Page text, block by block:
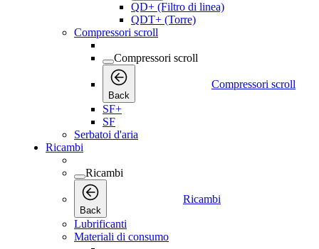
QD+ (Filtro di linea)
QDT+ (Torre)
Compressori scroll
Compressori scroll
Back
Compressori scroll
SF+
SF
Serbatoi d'aria
Ricambi
Ricambi
Back
Ricambi
Lubrificanti
Materiali di consumo